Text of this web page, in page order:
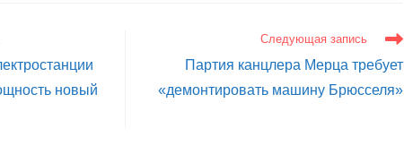
новый
Следующая запись
Партия канцлера Мерца требует
«демонтировать машину Брюсселя»